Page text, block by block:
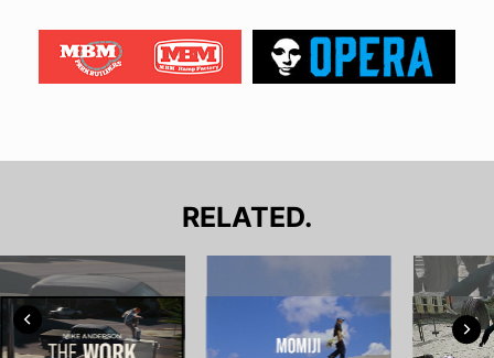
RELATED.